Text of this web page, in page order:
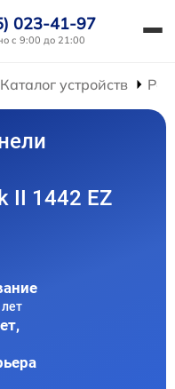
023-41-97
с 9:00 до 21:00
Каталог устройств
II 1442 EZ